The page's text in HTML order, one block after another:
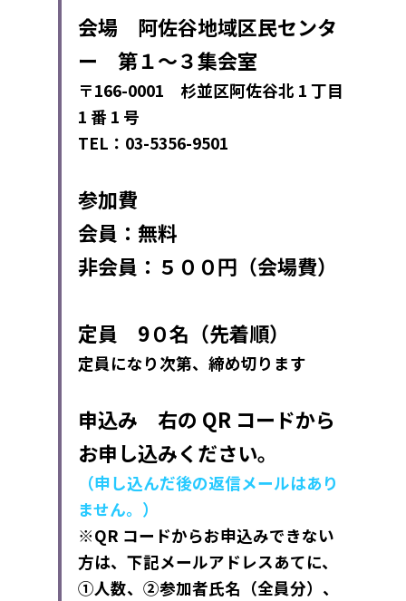
会場　阿佐谷地域区民センタ
ー　第１～３集会室
〒166-0001　杉並区阿佐谷北 1 丁目
1 番 1 号
TEL：03-5356-9501
参加費
会員：無料
非会員：５００円（会場費）
定員　9０名（先着順）
定員になり次第、締め切ります
申込み　右の QR コードから
お申し込みください。
（申し込んだ後の返信メールはあり
ません。）
※QR コードからお申込みできない
方は、下記メールアドレスあてに、
①人数、②参加者氏名（全員分）、